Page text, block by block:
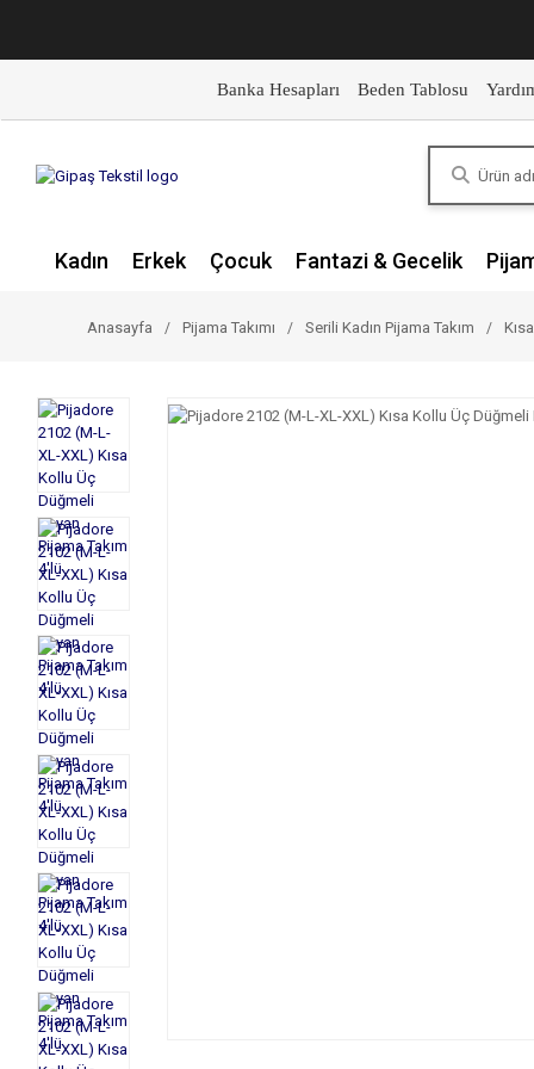
Banka Hesapları Beden Tablosu
Kadın Erkek Çocuk Fantazi & Gecelik
Anasayfa Pijama Takımı Serili Kadın Pijama Takım